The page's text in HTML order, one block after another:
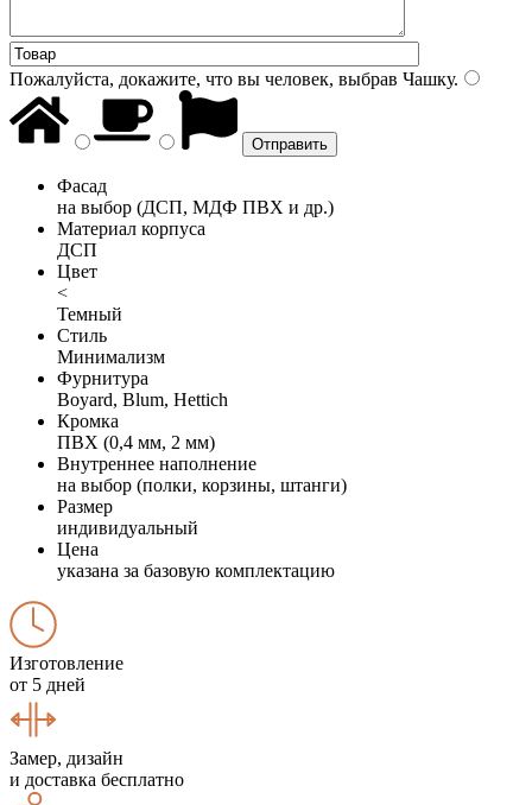
Пожалуйста, докажите, что вы человек, выбрав Чашку.
Фасад
на выбор (ДСП, МДФ ПВХ и др.)
Материал корпуса
ДСП
Цвет
<
Темный
Стиль
Минимализм
Фурнитура
Boyard, Blum, Hettich
Кромка
ПВХ (0,4 мм, 2 мм)
Внутреннее наполнение
на выбор (полки, корзины, штанги)
Размер
индивидуальный
Цена
указана за базовую комплектацию
Изготовление
от 5 дней
Замер, дизайн
и доставка бесплатно